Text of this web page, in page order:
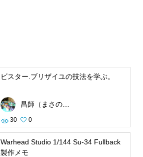
ビスター.ブリザイユの技法を学ぶ。
昌師（まさのり）
30 0
Warhead Studio 1/144 Su-34 Fullback
製作メモ